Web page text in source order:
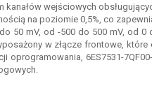
kanałów wejściowych
na poziomie 0,5%, co
50 mV, od -500 do 500 mV, od
w złącze frontowe,
oprogramowania, 6ES7531-